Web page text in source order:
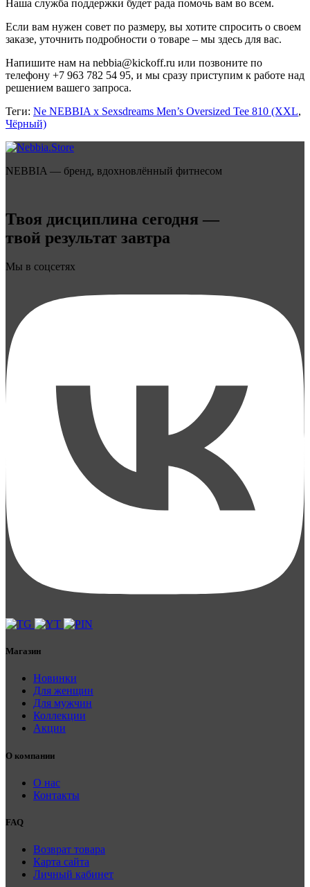
Наша служба поддержки будет рада помочь вам во всем.
Если вам нужен совет по размеру, вы хотите спросить о своем
заказе, уточнить подробности о товаре – мы здесь для вас.
Напишите нам на nebbia@kickoff.ru или позвоните по
телефону +7 963 782 54 95, и мы сразу приступим к работе над
решением вашего запроса.
Теги: Ne NEBBIA x Sexsdreams Men’s Oversized Tee 810 (XXL,
Чёрный)
NEBBIA — бренд, вдохновлённый фитнесом
Твоя дисциплина сегодня —
твой результат завтра
Мы в соцсетях
Магазин
Новинки
Для женщин
Для мужчин
Коллекции
Акции
О компании
О нас
Контакты
FAQ
Возврат товара
Карта сайта
Личный кабинет